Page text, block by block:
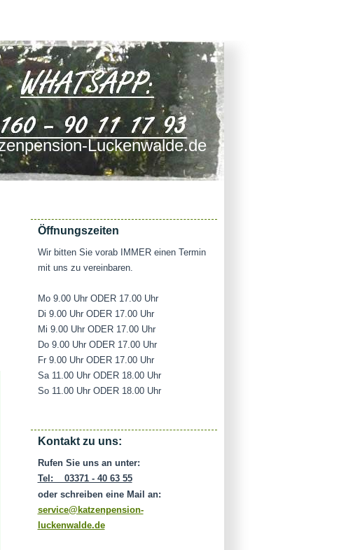
Luckenwalde.de
Öffnungszeiten
Wir bitten Sie vorab IMMER einen Termin
mit uns zu vereinbaren.
Mo 9.00 Uhr ODER 17.00 Uhr
Di 9.00 Uhr ODER 17.00 Uhr
Mi 9.00 Uhr ODER 17.00 Uhr
Do 9.00 Uhr ODER 17.00 Uhr
Fr 9.00 Uhr ODER 17.00 Uhr
Sa 11.00 Uhr ODER 18.00 Uhr
So 11.00 Uhr ODER 18.00 Uhr
Kontakt zu uns:
Rufen Sie uns an unter:
Tel: 03371 - 40 63 55
oder schreiben eine Mail an:
service@katzenpension-
luckenwalde.de